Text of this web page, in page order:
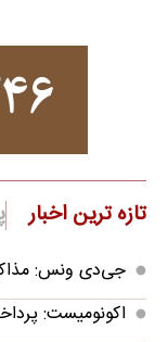
تازه ترین اخبار
جی‌دی ونس:
اکونومیست: